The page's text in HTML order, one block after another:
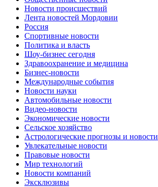
Новости происшествий
Лента новостей Мордовии
Россия
Спортивные новости
Политика и власть
Шоу-бизнес сегодня
Здравоохранение и медицина
Бизнес-новости
Международные события
Новости науки
Автомобильные новости
Видео-новости
Экономические новости
Сельское хозяйство
Астрологические прогнозы и новости
Увлекательные новости
Правовые новости
Мир технологий
Новости компаний
Эксклюзивы